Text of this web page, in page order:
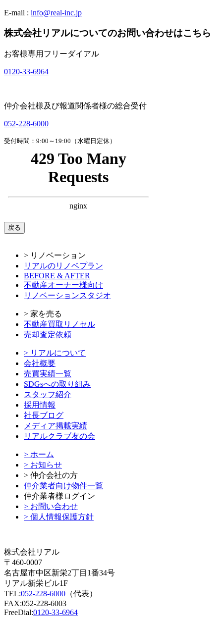
E-mail : info@real-inc.jp
株式会社リアルについてのお問い合わせはこちら
お客様専用フリーダイアル
0120-33-6964
仲介会社様及び報道関係者様の総合受付
052-228-6000
受付時間：9:00～19:00（水曜日定休）
戻る
> リノベーション
リアルのリノベプラン
BEFORE & AFTER
不動産オーナー様向け
リノベーションスタジオ
> 家を売る
不動産買取リノセル
売却査定依頼
> リアルについて
会社概要
売買実績一覧
SDGsへの取り組み
スタッフ紹介
採用情報
社長ブログ
メディア掲載実績
リアルクラブ友の会
> ホーム
> お知らせ
> 仲介会社の方
仲介業者向け物件一覧
仲介業者様ログイン
> お問い合わせ
> 個人情報保護方針
株式会社リアル
〒460-0007
名古屋市中区新栄2丁目1番34号
リアル新栄ビル1F
TEL:052-228-6000 （代表）
FAX:052-228-6003
FreeDial:0120-33-6964